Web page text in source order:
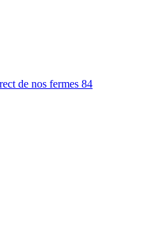
de nos fermes 84